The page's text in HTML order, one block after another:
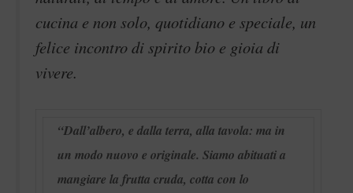
cucina e non solo, quotidiano e speciale, un
felice incontro di spirito bio e gioia di
vivere.
“Dall’albero, e dalla terra, alla tavola: ma in
un modo nuovo e originale. Siamo abituati a
mangiare la frutta cruda, cotta con lo